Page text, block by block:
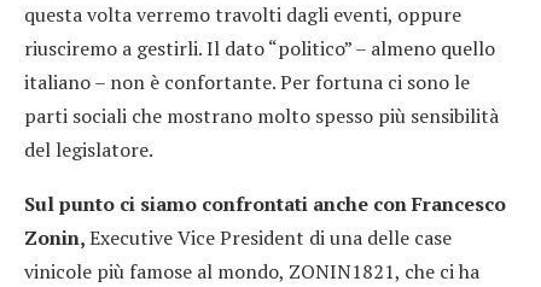
questa volta verremo travolti dagli eventi, oppure
riusciremo a gestirli. Il dato “politico” – almeno quello
italiano – non è confortante. Per fortuna ci sono le
parti sociali che mostrano molto spesso più sensibilità
del legislatore.
Sul punto ci siamo confrontati anche con Francesco
Zonin,Executive Vice President di una delle case
vinicole più famose al mondo, ZONIN1821, che ci ha